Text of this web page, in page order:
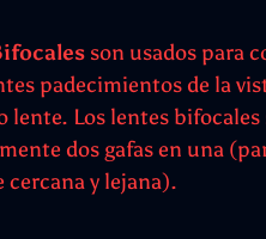
son usados para
padecimientos de la
lente. Los lentes bifocales
dos gafas en una
cercana y lejana).